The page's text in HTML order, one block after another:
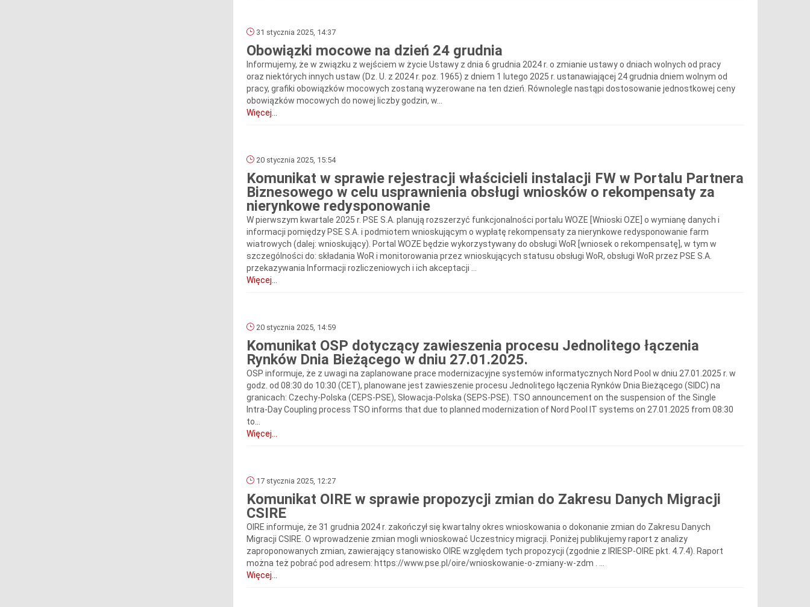
31 stycznia 2025, 14:37
Obowiązki mocowe na dzień 24 grudnia
Informujemy, że w związku z wejściem w życie Ustawy z dnia 6 grudnia 2024 r. o zmianie ustawy o dniach wolnych od pracy
oraz niektórych innych ustaw (Dz. U. z 2024 r. poz. 1965) z dniem 1 lutego 2025 r. ustanawiającej 24 grudnia dniem wolnym od
pracy, grafiki obowiązków mocowych zostaną wyzerowane na ten dzień. Równolegle nastąpi dostosowanie jednostkowej ceny
obowiązków mocowych do nowej liczby godzin, w...
Więcej...
20 stycznia 2025, 15:54
Komunikat w sprawie rejestracji właścicieli instalacji FW w Portalu Partnera
Biznesowego w celu usprawnienia obsługi wniosków o rekompensaty za
nierynkowe redysponowanie
W pierwszym kwartale 2025 r. PSE S.A. planują rozszerzyć funkcjonalności portalu WOZE [Wnioski OZE] o wymianę danych i
informacji pomiędzy PSE S.A. i podmiotem wnioskującym o wypłatę rekompensaty za nierynkowe redysponowanie farm
wiatrowych (dalej: wnioskujący). Portal WOZE będzie wykorzystywany do obsługi WoR [wniosek o rekompensatę], w tym w
szczególności do: składania WoR i monitorowania przez wnioskujących statusu obsługi WoR, obsługi WoR przez PSE S.A.
przekazywania Informacji rozliczeniowych i ich akceptacji ...
Więcej...
20 stycznia 2025, 14:59
Komunikat OSP dotyczący zawieszenia procesu Jednolitego łączenia
Rynków Dnia Bieżącego w dniu 27.01.2025.
OSP informuje, że z uwagi na zaplanowane prace modernizacyjne systemów informatycznych Nord Pool w dniu 27.01.2025 r. w
godz. od 08:30 do 10:30 (CET), planowane jest zawieszenie procesu Jednolitego łączenia Rynków Dnia Bieżącego (SIDC) na
granicach: Czechy-Polska (CEPS-PSE), Słowacja-Polska (SEPS-PSE). TSO announcement on the suspension of the Single
Intra-Day Coupling process TSO informs that due to planned modernization of Nord Pool IT systems on 27.01.2025 from 08:30
to...
Więcej...
17 stycznia 2025, 12:27
Komunikat OIRE w sprawie propozycji zmian do Zakresu Danych Migracji
CSIRE
OIRE informuje, że 31 grudnia 2024 r. zakończył się kwartalny okres wnioskowania o dokonanie zmian do Zakresu Danych
Migracji CSIRE. O wprowadzenie zmian mogli wnioskować Uczestnicy migracji. Poniżej publikujemy raport z analizy
zaproponowanych zmian, zawierający stanowisko OIRE względem tych propozycji (zgodnie z IRIESP-OIRE pkt. 4.7.4). Raport
można też pobrać pod adresem: https://www.pse.pl/oire/wnioskowanie-o-zmiany-w-zdm . ...
Więcej...